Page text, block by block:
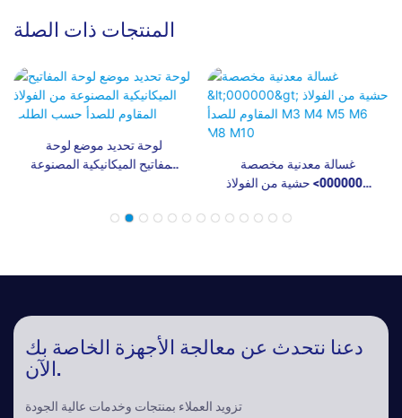
المنتجات ذات الصلة
لوحة تحديد موضع لوحة
المفاتيح الميكانيكية المصنوعة
غسالة معدنية مخصصة
<000000> حشية من الفولاذ
M8 M10
دعنا نتحدث عن معالجة الأجهزة الخاصة بك
الآن.
تزويد العملاء بمنتجات وخدمات عالية الجودة